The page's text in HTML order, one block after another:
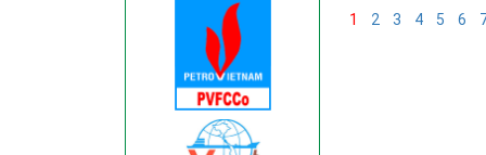
1
2 3 4 5 6